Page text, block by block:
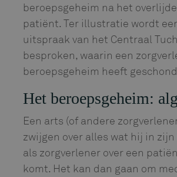
beroepsgeheim na het
patiënt. Ter illustratie wordt
uitspraak van het Centraal
besproken, waarin een
beroepsgeheim heeft
Het beroepsgeheim:
Een arts (of andere
zwijgen over alles wat hij in
als zorgverlener over een
komt. Het kan dan gaan om